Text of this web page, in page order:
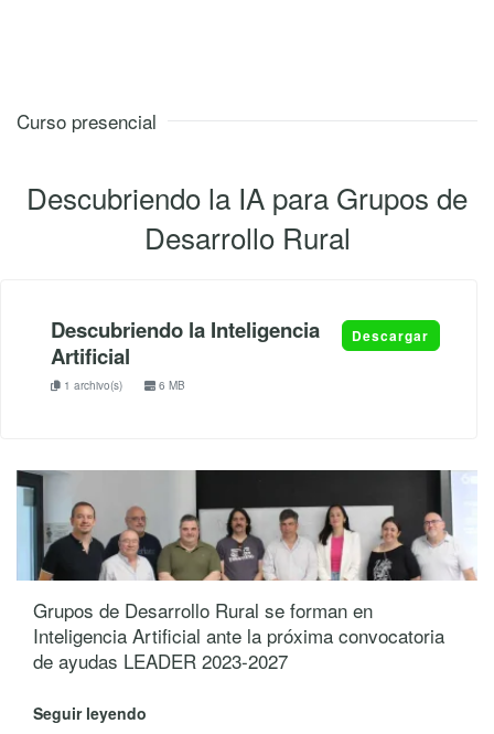
Curso presencial
Descubriendo la IA para Grupos de
Desarrollo Rural
Descubriendo la Inteligencia
Artificial
1 archivo(s) 6 MB
Descargar
Grupos de Desarrollo Rural se forman en
Inteligencia Artificial ante la próxima convocatoria
de ayudas LEADER 2023-2027
Seguir leyendo